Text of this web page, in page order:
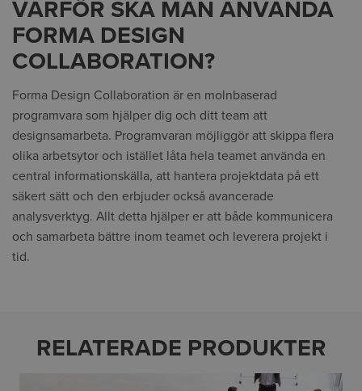
VARFÖR SKA MAN ANVÄNDA
FORMA DESIGN
COLLABORATION?
Forma Design Collaboration är en molnbaserad
programvara som hjälper dig och ditt team att
designsamarbeta. Programvaran möjliggör att skippa flera
olika arbetsytor och istället låta hela teamet använda en
central informationskälla, att hantera projektdata på ett
säkert sätt och den erbjuder också avancerade
analysverktyg. Allt detta hjälper er att både kommunicera
och samarbeta bättre inom teamet och leverera projekt i
tid.
RELATERADE PRODUKTER